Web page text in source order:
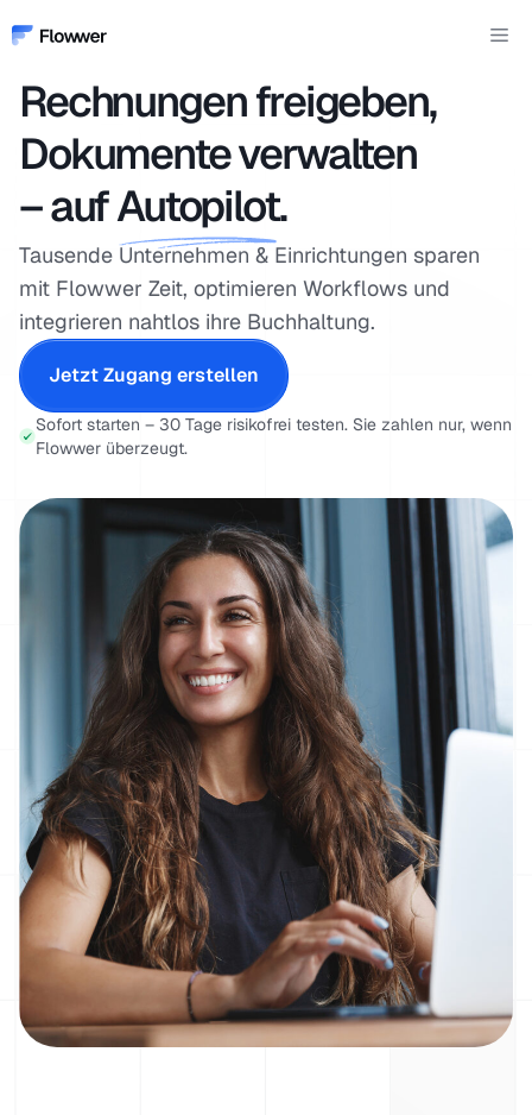
Inhalt
Rechnungen freigeben,
Dokumente verwalten
– aufAutopilot.
Tausende Unternehmen & Einrichtungen sparen
mit Flowwer Zeit, optimieren Workflows und
integrieren nahtlos ihre Buchhaltung.
Jetzt Zugang erstellen
Sofort starten – 30 Tage risikofrei testen. Sie zahlen nur, wenn
Flowwer überzeugt.